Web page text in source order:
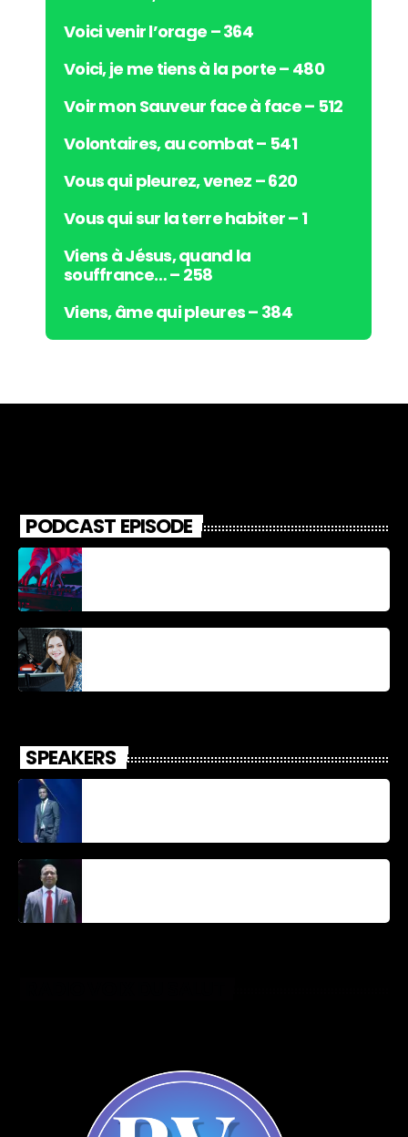
Voici venir l’orage – 364
Voici, je me tiens à la porte – 480
Voir mon Sauveur face à face – 512
Volontaires, au combat – 541
Vous qui pleurez, venez – 620
Vous qui sur la terre habiter – 1
Viens à Jésus, quand la
souffrance… – 258
Viens, âme qui pleures – 384
PODCAST EPISODE
SPEAKERS